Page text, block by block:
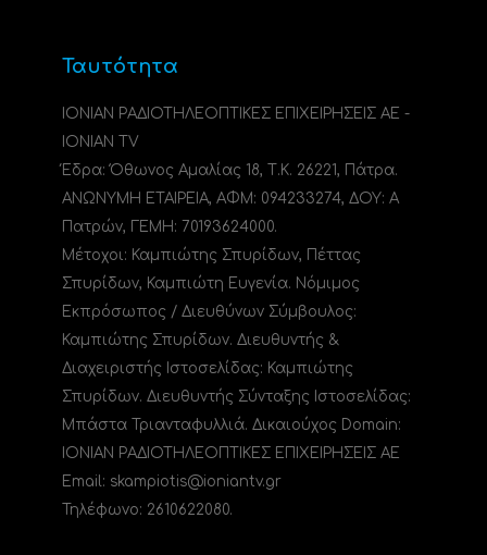
Ταυτότητα
ΙΟΝΙΑΝ ΡΑΔΙΟΤΗΛΕΟΠΤΙΚΕΣ ΕΠΙΧΕΙΡΗΣΕΙΣ ΑΕ -
IONIAN TV
Έδρα: Όθωνος Αμαλίας 18, Τ.Κ. 26221, Πάτρα.
ΑΝΩΝΥΜΗ ΕΤΑΙΡΕΙΑ, ΑΦΜ: 094233274, ΔΟΥ: A
Πατρών, ΓΕΜΗ: 70193624000.
Μέτοχοι: Καμπιώτης Σπυρίδων, Πέττας
Σπυρίδων, Καμπιώτη Ευγενία. Νόμιμος
Εκπρόσωπος / Διευθύνων Σύμβουλος:
Καμπιώτης Σπυρίδων. Διευθυντής &
Διαχειριστής Ιστοσελίδας: Καμπιώτης
Σπυρίδων. Διευθυντής Σύνταξης Ιστοσελίδας:
Μπάστα Τριανταφυλλιά. Δικαιούχος Domain:
ΙΟΝΙΑΝ ΡΑΔΙΟΤΗΛΕΟΠΤΙΚΕΣ ΕΠΙΧΕΙΡΗΣΕΙΣ ΑΕ
Email: skampiotis@ioniantv.gr
Τηλέφωνο: 2610622080.